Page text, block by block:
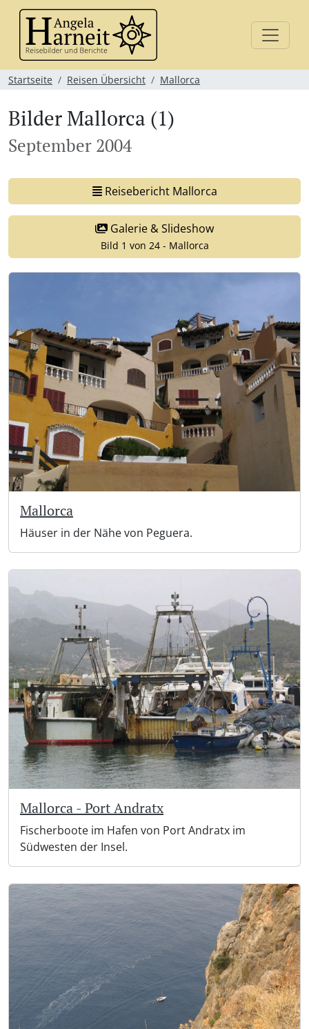
Startseite Reisen Übersicht Mallorca
Bilder Mallorca (1)
September 2004
Reisebericht Mallorca
Galerie & Slideshow
Bild 1 von 24 - Mallorca
Mallorca
Häuser in der Nähe von Peguera.
Mallorca - Port Andratx
Fischerboote im Hafen von Port Andratx im
Südwesten der Insel.